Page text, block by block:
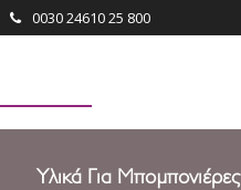
0030 24610 25 800
Υλικά Για Μπομπονιέρες